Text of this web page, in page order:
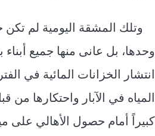
وتلك المشقة اليومية لم
وحدها، بل عانى منها جميع
انتشار الخزانات المائية في
المياه في الآبار واحتكارها من
كبيراً أمام حصول الأهالي على